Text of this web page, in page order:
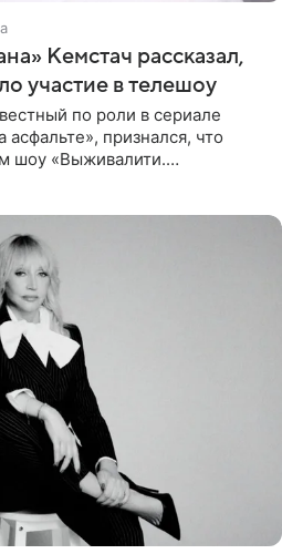
Кемстач рассказал,
участие в телешоу
по роли в сериале
признался, что
шоу «Выживалити.